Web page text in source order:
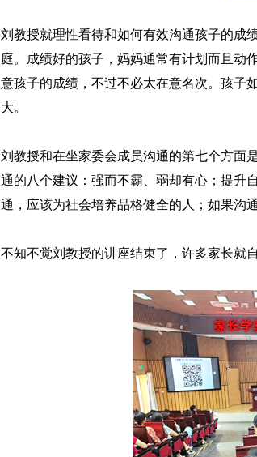
刘教授就理性看待和如何有效沟通孩子的成
庭。成绩好的孩子，妈妈通常有计划而且动
意孩子的成绩，不过不必太在意名次。孩子
大。
刘教授和在坐家委会成员沟通的第七个方面
通的八个建议：强而不霸、弱却有心；提升
通，应该为社会培养品格健全的人；如果沟
不知不觉刘教授的讲座结束了，许多家长就